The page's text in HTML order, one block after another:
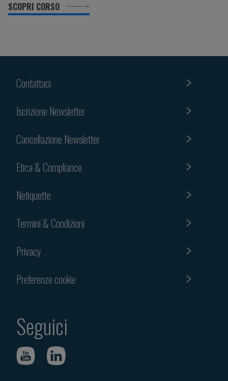
SCOPRI CORSO
Contattaci
Iscrizione Newsletter
Cancellazione Newsletter
Etica & Compliance
Netiquette
Termini & Condizioni
Privacy
Preferenze cookie
Seguici